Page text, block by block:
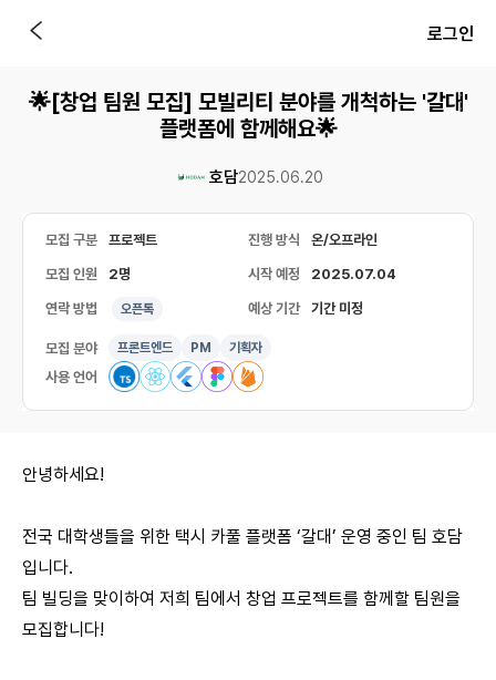
로그인
🌟[창업 팀원 모집] 모빌리티 분야를 개척하는 '갈대'
플랫폼에 함께해요🌟
호담2025.06.20
모집 구분 프로젝트 진행 방식 온/오프라인
모집 인원 2명 시작 예정 2025.07.04
연락 방법 오픈톡 예상 기간 기간 미정
모집 분야 프론트엔드 PM 기획자
사용 언어
안녕하세요!
전국 대학생들을 위한 택시 카풀 플랫폼 ‘갈대’ 운영 중인 팀 호담
입니다.
팀 빌딩을 맞이하여 저희 팀에서 창업 프로젝트를 함께할 팀원을
모집합니다!